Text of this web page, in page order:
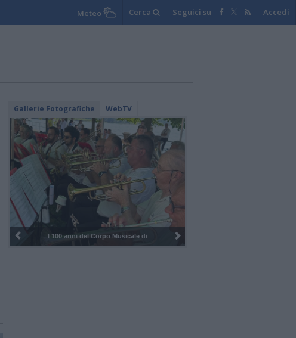
Meteo Cerca Seguici su Accedi
Gallerie Fotografiche WebTV
I 100 anni del Corpo Musicale di